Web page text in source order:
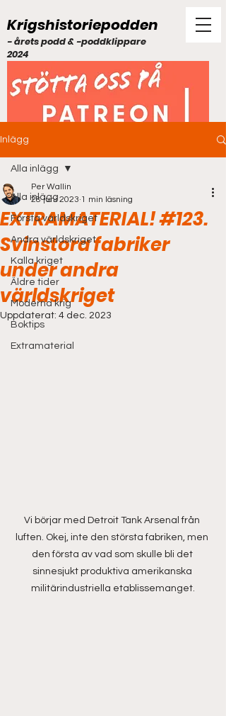
Krigshistoriepodden
- årets podd & -poddklippare
2024
Inlägg
Alla inlägg
Första världskriget
Andra världskriget
Kalla kriget
Äldre tider
Moderna krig
Boktips
Extramaterial
Alla inlägg
EXTRAMATERIAL! #123.
Svinstora fabriker
under andra
världskriget
Per Wallin
28 juni 2023 1 min läsning
Uppdaterat: 4 dec. 2023
Vi börjar med Detroit Tank Arsenal från
luften. Okej, inte den största fabriken, men
den första av vad som skulle bli det
sinnesjukt produktiva amerikanska
militärindustriella etablissemanget.